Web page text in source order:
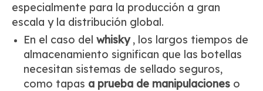
especialmente para la producción a gran
escala y la distribución global.
En el caso del whisky, los largos tiempos de
almacenamiento significan que las botellas
necesitan sistemas de sellado seguros,
como tapas a prueba de manipulaciones o